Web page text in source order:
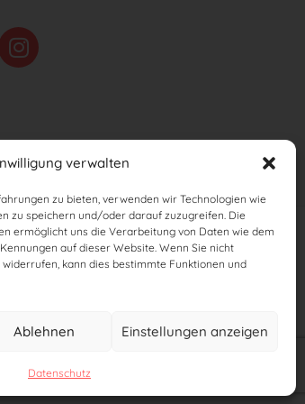
verwalten
zu bieten, verwenden wir Technologien wie
zu speichern und/oder darauf zuzugreifen. Die
ermöglicht uns die Verarbeitung von Daten wie dem
auf dieser Website. Wenn Sie nicht
kann dies bestimmte Funktionen und
Ablehnen Einstellungen anzeigen
Datenschutz